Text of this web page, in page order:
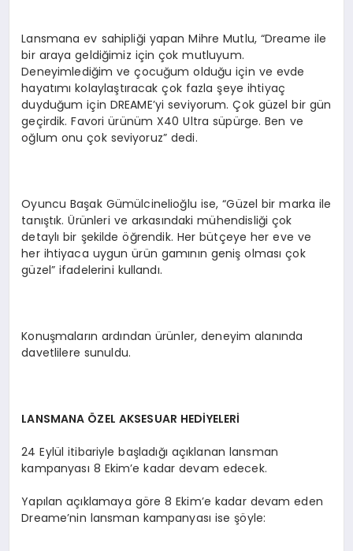
Lansmana ev sahipliği yapan Mihre Mutlu, “Dreame ile
bir araya geldiğimiz için çok mutluyum.
Deneyimlediğim ve çocuğum olduğu için ve evde
hayatımı kolaylaştıracak çok fazla şeye ihtiyaç
duyduğum için DREAME’yi seviyorum. Çok güzel bir gün
geçirdik. Favori ürünüm X40 Ultra süpürge. Ben ve
oğlum onu çok seviyoruz” dedi.
Oyuncu Başak Gümülcinelioğlu ise, “Güzel bir marka ile
tanıştık. Ürünleri ve arkasındaki mühendisliği çok
detaylı bir şekilde öğrendik. Her bütçeye her eve ve
her ihtiyaca uygun ürün gamının geniş olması çok
güzel” ifadelerini kullandı.
Konuşmaların ardından ürünler, deneyim alanında
davetlilere sunuldu.
LANSMANA ÖZEL AKSESUAR HEDİYELERİ
24 Eylül itibariyle başladığı açıklanan lansman
kampanyası 8 Ekim’e kadar devam edecek.
Yapılan açıklamaya göre 8 Ekim’e kadar devam eden
Dreame’nin lansman kampanyası ise şöyle: